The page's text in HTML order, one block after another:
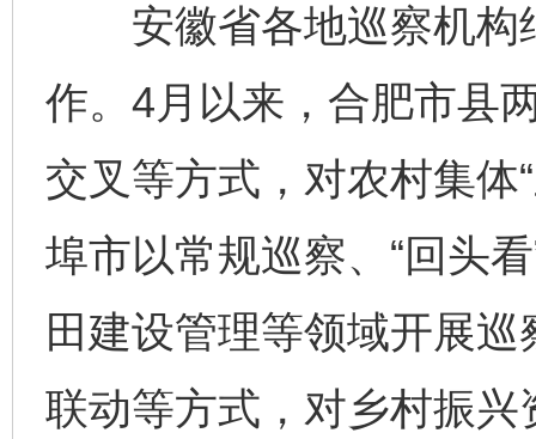
安徽省各地巡察机构
作。4月以来，合肥市县
交叉等方式，对农村集体
埠市以常规巡察、“回头
田建设管理等领域开展
联动等方式，对乡村振